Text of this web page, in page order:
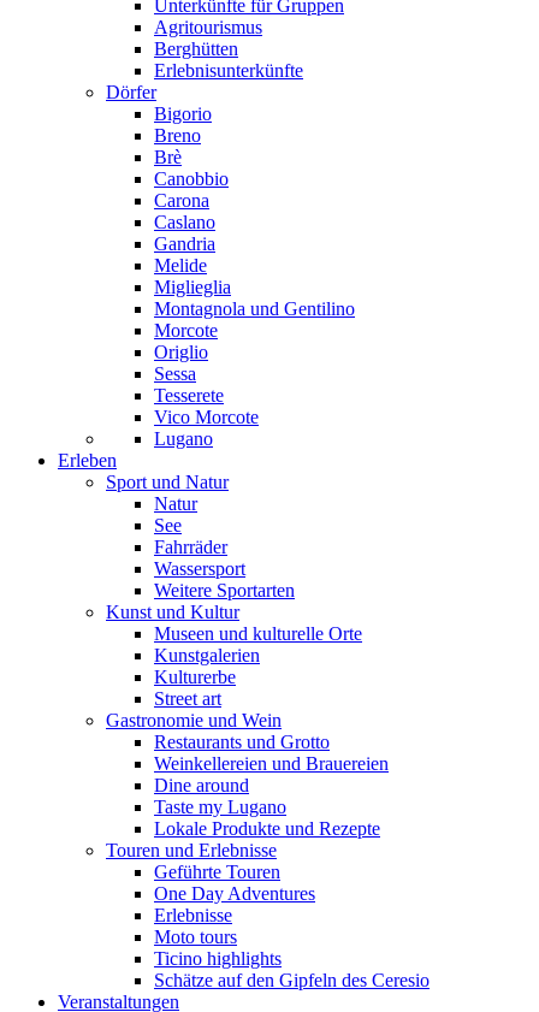
Unterkünfte für Gruppen
Agritourismus
Berghütten
Erlebnisunterkünfte
Dörfer
Bigorio
Breno
Brè
Canobbio
Carona
Caslano
Gandria
Melide
Miglieglia
Montagnola und Gentilino
Morcote
Origlio
Sessa
Tesserete
Vico Morcote
Lugano
Erleben
Sport und Natur
Natur
See
Fahrräder
Wassersport
Weitere Sportarten
Kunst und Kultur
Museen und kulturelle Orte
Kunstgalerien
Kulturerbe
Street art
Gastronomie und Wein
Restaurants und Grotto
Weinkellereien und Brauereien
Dine around
Taste my Lugano
Lokale Produkte und Rezepte
Touren und Erlebnisse
Geführte Touren
One Day Adventures
Erlebnisse
Moto tours
Ticino highlights
Schätze auf den Gipfeln des Ceresio
Veranstaltungen